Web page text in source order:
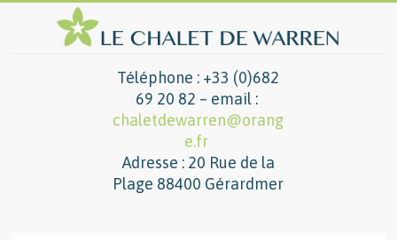
Téléphone : +33 (0)682
69 20 82 – email :
chaletdewarren@orang
e.fr
Adresse : 20 Rue de la
Plage 88400 Gérardmer